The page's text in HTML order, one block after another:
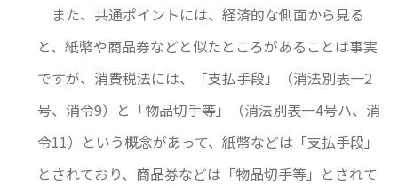
また、共通ポイントには、経済的な側面から見る
と、紙幣や商品券などと似たところがあることは事実
ですが、消費税法には、「支払手段」（消法別表一2
号、消令9）と「物品切手等」（消法別表一4号ハ、消
令11）という概念があって、紙幣などは「支払手段」
とされており、商品券などは「物品切手等」とされて